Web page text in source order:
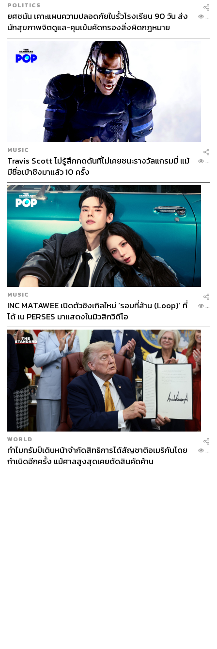
ความสนุกยังไม่จบแค่เกม เพราะ Pretzelle การละครเกิดขึ้น
แล้วในแฟนมีตแห่งนี้ เป็นการโชว์ความสามารถอีกด้านที่
POLITICS
ยศชนัน เคาะแผนความปลอดภัยในรั้วโรงเรียน 90 วัน ส่ง
นักสุขภาพจิตดูแล-คุมเข้มคัดกรองสิ่งผิดกฎหมาย
...
MUSIC
Travis Scott ไม่รู้สึกกดดันที่ไม่เคยชนะรางวัลแกรมมี่ แม้
มีชื่อเข้าชิงมาแล้ว 10 ครั้ง
...
MUSIC
INC MATAWEE เปิดตัวซิงเกิลใหม่ ‘รอบที่ล้าน (Loop)’ ที่
ได้ เน PERSES มาแสดงในมิวสิกวิดีโอ
...
WORLD
ทำไมทรัมป์เดินหน้าจำกัดสิทธิการได้สัญชาติอเมริกันโดย
กำเนิดอีกครั้ง แม้ศาลสูงสุดเคยตัดสินคัดค้าน
...